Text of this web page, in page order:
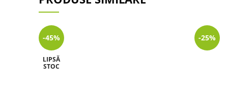
-45%
LIPSĂ
STOC
-25%